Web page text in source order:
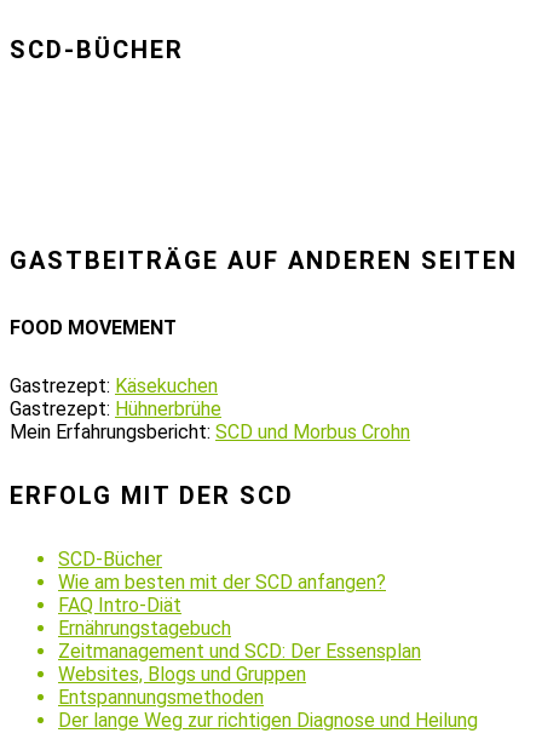
SCD-BÜCHER
GASTBEITRÄGE AUF ANDEREN SEITEN
FOOD MOVEMENT
Gastrezept: Käsekuchen
Gastrezept: Hühnerbrühe
Mein Erfahrungsbericht: SCD und Morbus Crohn
ERFOLG MIT DER SCD
SCD-Bücher
Wie am besten mit der SCD anfangen?
FAQ Intro-Diät
Ernährungstagebuch
Zeitmanagement und SCD: Der Essensplan
Websites, Blogs und Gruppen
Entspannungsmethoden
Der lange Weg zur richtigen Diagnose und Heilung